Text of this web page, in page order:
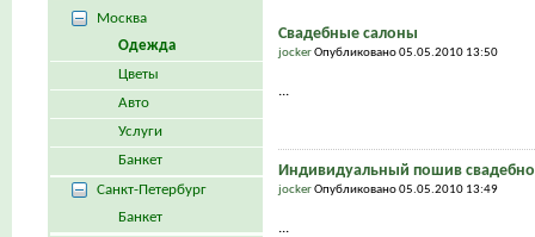
Свадебные салоны
jockerОпубликовано 05.05.2010 13:50
...
Индивидуальный пошив
jockerОпубликовано 05.05.2010 13:49
...
Москва
Одежда
Цветы
Авто
Услуги
Банкет
Санкт-Петербург
Банкет